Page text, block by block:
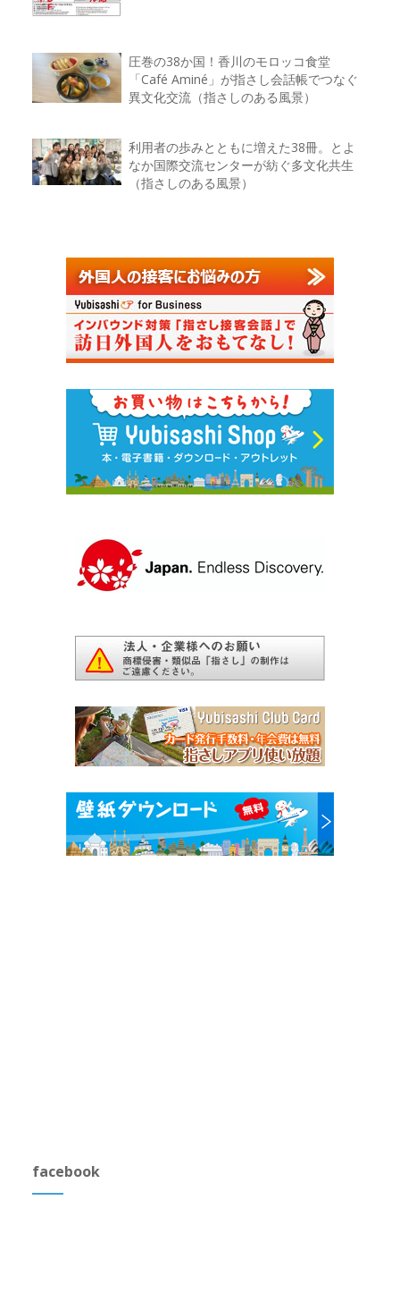
圧巻の38か国！香川のモロッコ食堂
「Café Aminé」が指さし会話帳でつなぐ
異文化交流（指さしのある風景）
利用者の歩みとともに増えた38冊。とよ
なか国際交流センターが紡ぐ多文化共生
（指さしのある風景）
facebook